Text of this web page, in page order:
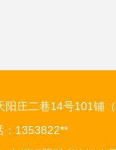
阳庄二巷14号101铺
：1353822**